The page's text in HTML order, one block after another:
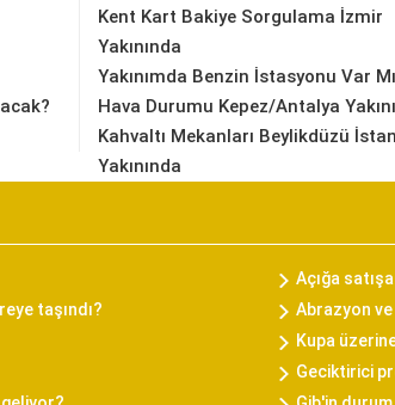
Kent Kart Bakiye Sorgulama İzmir
Yakınında
Yakınımda Benzin İstasyonu Var
Hava Durumu Kepez/Antalya
Kahvaltı Mekanları Beylikdüzü
Yakınında
Açığa
taşındı?
Abrazyon
Kupa
Geciktirici